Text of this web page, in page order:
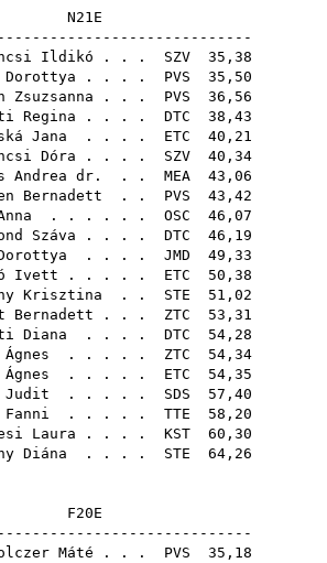
N21E
Ildikó . . . SZV 35,38
Dorottya . . . . PVS 35,50
Zsuzsanna . . . PVS 36,56
Regina . . . . DTC 38,43
Jana . . . . ETC 40,21
Dóra . . . . SZV 40,34
Andrea dr. . . MEA 43,06
Bernadett . . PVS 43,42
. . . . . . OSC 46,07
Száva . . . . DTC 46,19
. . . . JMD 49,33
Ivett . . . . . ETC 50,38
Krisztina . . STE 51,02
Bernadett . . . ZTC 53,31
Diana . . . . DTC 54,28
. . . . . ZTC 54,34
. . . . . ETC 54,35
Judit . . . . . SDS 57,40
Fanni . . . . . TTE 58,20
Laura . . . . KST 60,30
Diána . . . . STE 64,26
F20E
Máté . . . PVS 35,18